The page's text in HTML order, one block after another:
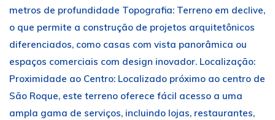
metros de profundidade Topografia: Terreno em declive,
o que permite a construção de projetos arquitetônicos
diferenciados, como casas com vista panorâmica ou
espaços comerciais com design inovador. Localização:
Proximidade ao Centro: Localizado próximo ao centro de
São Roque, este terreno oferece fácil acesso a uma
ampla gama de serviços, incluindo lojas, restaurantes,